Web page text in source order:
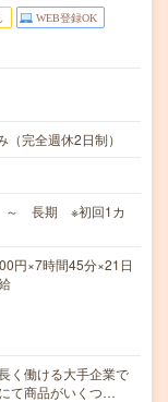
WEB登録OK
完全週休2日制）
～ 長期 ※初回1カ
円×7時間45分×21日
く働ける大手企業で
て商品がいくつ…